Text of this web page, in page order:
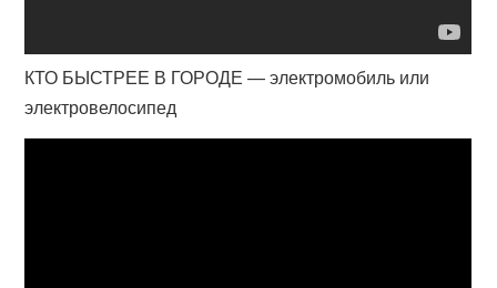
КТО БЫСТРЕЕ В ГОРОДЕ — электромобиль или
электровелосипед